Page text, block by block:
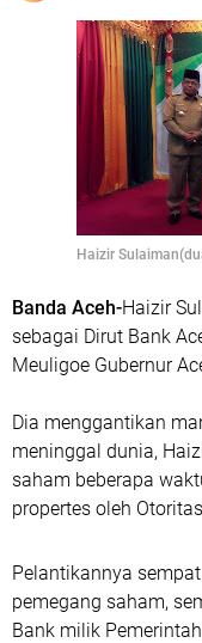
Haizir
Banda Aceh-Haizir
sebagai Dirut Bank
Meuligoe Gubernur
Dia menggantikan
meninggal dunia,
saham beberapa
propertes oleh
Pelantikannya
pemegang saham,
Bank milik